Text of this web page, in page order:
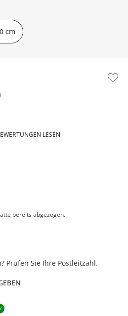
LESEN
bereits abgezogen.
cm
Prüfen Sie Ihre Postleitzahl.